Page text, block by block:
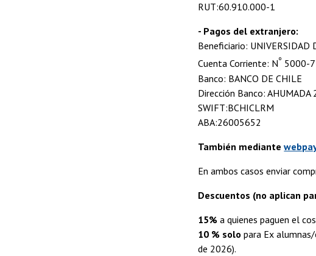
RUT:60.910.000-1
- Pagos del extranjero:
Beneficiario: UNIVERSIDAD
Cuenta Corriente: Nº 5000-
Banco: BANCO DE CHILE
Dirección Banco: AHUMADA
SWIFT:BCHICLRM
ABA:26005652
También mediante
En ambos casos enviar
Descuentos (no aplican
15%a quienes paguen el
10 % solo para Ex
de 2026).